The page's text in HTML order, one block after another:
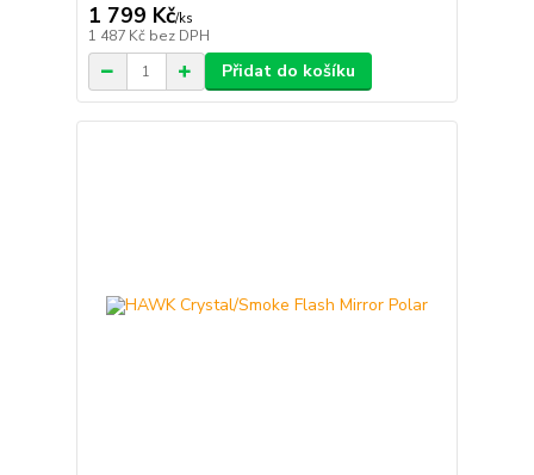
1 799 Kč/ks
1 487 Kč bez DPH
Přidat do košíku